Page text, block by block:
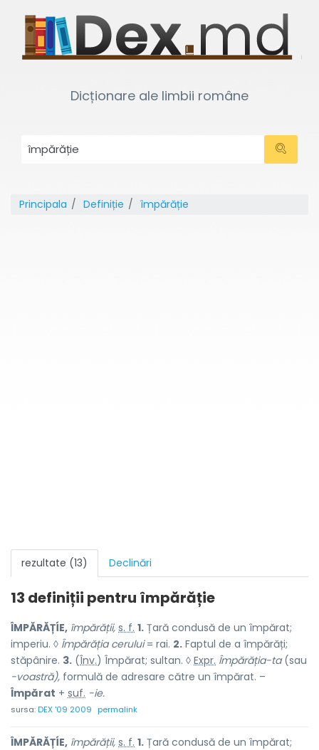
Dicționare ale limbii române
Principala Definiție împărăție
rezultate (13) Declinări
13 definiții pentru împărăție
ÎMPĂRĂȚÍE, împărății, s. f. 1. Țară condusă de un împărat;
imperiu. ◊ Împărăția cerului= rai. 2. Faptul de a împărăți;
stăpânire. 3. (Înv.) Împărat; sultan. ◊ Expr. Împărăția-ta(sau
-voastră), formulă de adresare către un împărat. –
Împărat + suf. -ie.
sursa:DEX '09 2009 permalink
ÎMPĂRĂȚÍE, împărății, s. f. 1. Țară condusă de un împărat;